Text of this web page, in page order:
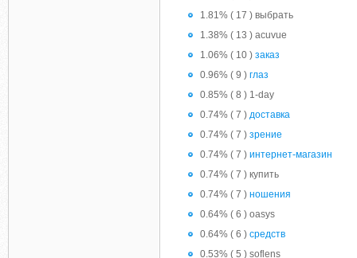
1.81% ( 17 ) выбрать
1.38% ( 13 ) acuvue
1.06% ( 10 ) заказ
0.96% ( 9 ) глаз
0.85% ( 8 ) 1-day
0.74% ( 7 ) доставка
0.74% ( 7 ) зрение
0.74% ( 7 ) интернет-магазин
0.74% ( 7 ) купить
0.74% ( 7 ) ношения
0.64% ( 6 ) oasys
0.64% ( 6 ) средств
0.53% ( 5 ) soflens